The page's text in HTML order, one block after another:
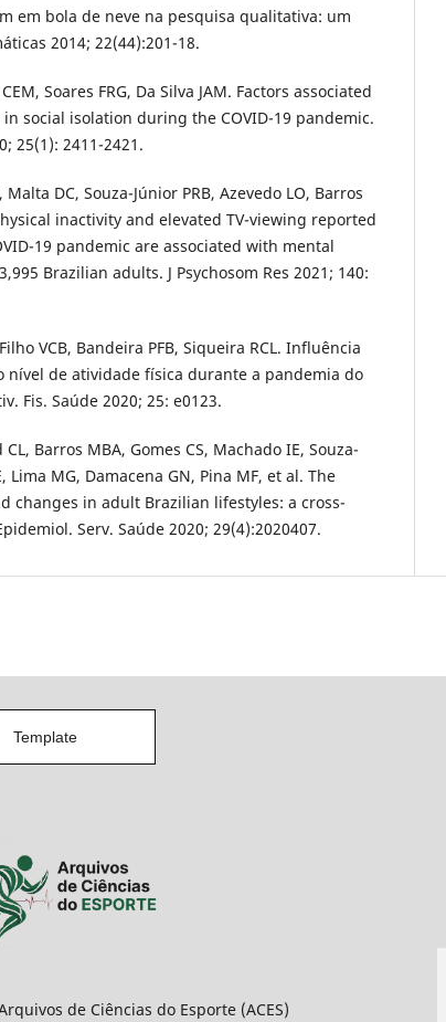
em bola de neve na pesquisa qualitativa: um
2014; 22(44):201-18.
Soares FRG, Da Silva JAM. Factors associated
social isolation during the COVID-19 pandemic.
25(1): 2411-2421.
Malta DC, Souza-Júnior PRB, Azevedo LO, Barros
inactivity and elevated TV-viewing reported
19 pandemic are associated with mental
Brazilian adults. J Psychosom Res 2021; 140:
VCB, Bandeira PFB, Siqueira RCL. Influência
nível de atividade física durante a pandemia do
Fis. Saúde 2020; 25: e0123.
Barros MBA, Gomes CS, Machado IE, Souza-
Lima MG, Damacena GN, Pina MF, et al. The
changes in adult Brazilian lifestyles: a cross-
Serv. Saúde 2020; 29(4):2020407.
Template
de Ciências do Esporte (ACES)